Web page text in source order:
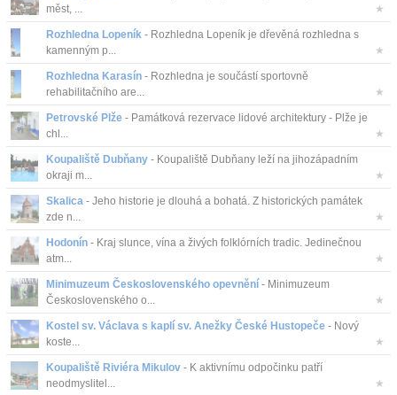
měst, ...
★
Rozhledna Lopeník - Rozhledna Lopeník je dřevěná rozhledna s
kamenným p...
★
Rozhledna Karasín - Rozhledna je součástí sportovně
rehabilitačního are...
★
Petrovské Plže - Památková rezervace lidové architektury - Plže je
chl...
★
Koupaliště Dubňany - Koupaliště Dubňany leží na jihozápadním
okraji m...
★
Skalica - Jeho historie je dlouhá a bohatá. Z historických památek
zde n...
★
Hodonín - Kraj slunce, vína a živých folklórních tradic. Jedinečnou
atm...
★
Minimuzeum Československého opevnění - Minimuzeum
Československého o...
★
Kostel sv. Václava s kaplí sv. Anežky České Hustopeče - Nový
koste...
★
Koupaliště Riviéra Mikulov - K aktivnímu odpočinku patří
neodmyslitel...
★